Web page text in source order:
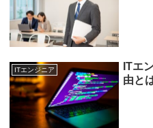
ITエンジニア
ITエ
由と